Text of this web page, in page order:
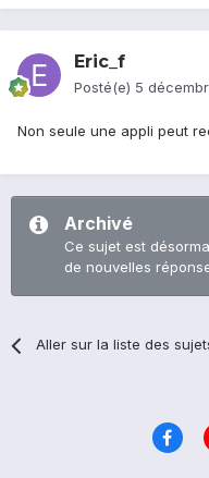
Eric_f
Posté(e) 5
Non seule une appli peut
Archivé
Ce sujet est
de nouvelles
Aller sur la liste des